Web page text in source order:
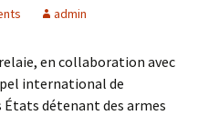
admin
en collaboration avec
international de
États détenant des armes